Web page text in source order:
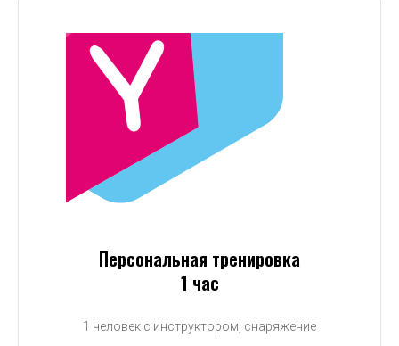
Персональная тренировка
1 час
1 человек с инструктором, снаряжение